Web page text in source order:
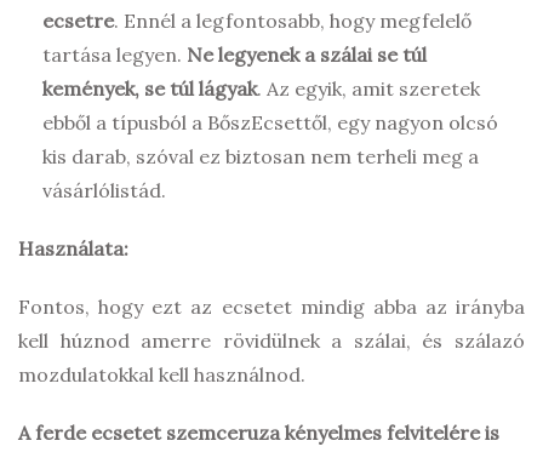
ecsetre. Ennél a legfontosabb, hogy megfelelő
tartása legyen. Ne legyenek a szálai se túl
kemények, se túl lágyak. Az egyik, amit szeretek
ebből a típusból a BőszEcsettől, egy nagyon olcsó
kis darab, szóval ez biztosan nem terheli meg a
vásárlólistád.
Használata:
Fontos, hogy ezt az ecsetet mindig abba az irányba
kell húznod amerre rövidülnek a szálai, és szálazó
mozdulatokkal kell használnod.
A ferde ecsetet szemceruza kényelmes felvitelére is